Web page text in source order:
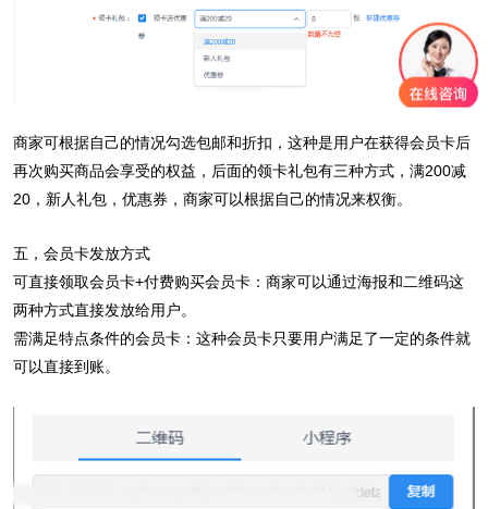
商家可根据自己的情况勾选包邮和折扣，这种是用户在获得会员卡后
再次购买商品会享受的权益，后面的领卡礼包有三种方式，满200减
20，新人礼包，优惠券，商家可以根据自己的情况来权衡。
五，会员卡发放方式
可直接领取会员卡+付费购买会员卡：商家可以通过海报和二维码这
两种方式直接发放给用户。
需满足特点条件的会员卡：这种会员卡只要用户满足了一定的条件就
可以直接到账。